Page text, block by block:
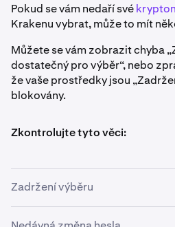
Pokud se vám nedaří své
Krakenu vybrat, může to mít
Můžete se vám zobrazit chyba
dostatečný pro výběr“, nebo
že vaše prostředky jsou
blokovány.
Zkontrolujte tyto věci:
Zadržení výběru
Některémetody vkladu v